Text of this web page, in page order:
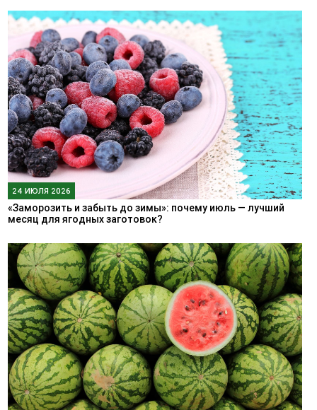
24 ИЮЛЯ 2026
«Заморозить и забыть до зимы»: почему июль — лучший
месяц для ягодных заготовок?